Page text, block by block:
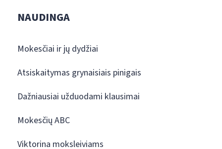
NAUDINGA
Mokesčiai ir jų dydžiai
Atsiskaitymas grynaisiais pinigais
Dažniausiai užduodami klausimai
Mokesčių ABC
Viktorina moksleiviams